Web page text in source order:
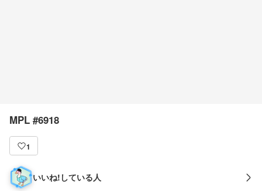
MPL #6918
1
いいね!している人